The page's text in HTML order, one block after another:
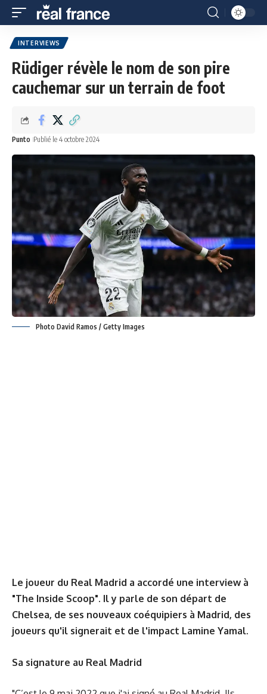
INTERVIEWS
Rüdiger révèle le nom de son pire
cauchemar sur un terrain de foot
Punto Publié le 4 octobre 2024
Photo David Ramos / Getty Images
Le joueur du Real Madrid a accordé une interview à
"The Inside Scoop". Il y parle de son départ de
Chelsea, de ses nouveaux coéquipiers à Madrid, des
joueurs qu'il signerait et de l'impact Lamine Yamal.
Sa signature au Real Madrid